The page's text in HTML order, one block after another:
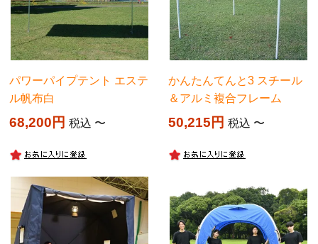
パワーパイプテント エステ
ル帆布白
68,200 税込 〜
かんたんてんと3 スチール
＆アルミ複合フレーム
50,215 税込 〜